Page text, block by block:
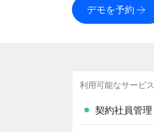
デモを予約
利用可能なサービス
契約社員管理